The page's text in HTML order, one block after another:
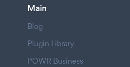
Main
Blog
Plugin Library
POWR Business